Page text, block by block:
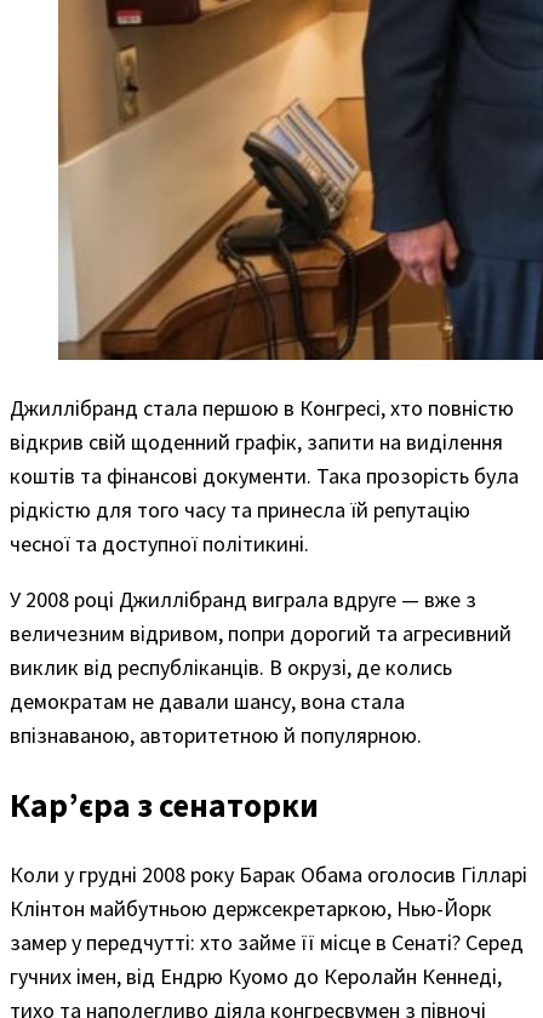
Джиллібранд стала першою в Конгресі, хто повністю
відкрив свій щоденний графік, запити на виділення
коштів та фінансові документи. Така прозорість була
рідкістю для того часу та принесла їй репутацію
чесної та доступної політикині.
У 2008 році Джиллібранд виграла вдруге — вже з
величезним відривом, попри дорогий та агресивний
виклик від республіканців. В окрузі, де колись
демократам не давали шансу, вона стала
впізнаваною, авторитетною й популярною.
Карʼєра з сенаторки
Коли у грудні 2008 року Барак Обама оголосив Гілларі
Клінтон майбутньою держсекретаркою, Нью-Йорк
замер у передчутті: хто займе її місце в Сенаті? Серед
гучних імен, від Ендрю Куомо до Керолайн Кеннеді,
тихо та наполегливо діяла конгресвумен з півночі